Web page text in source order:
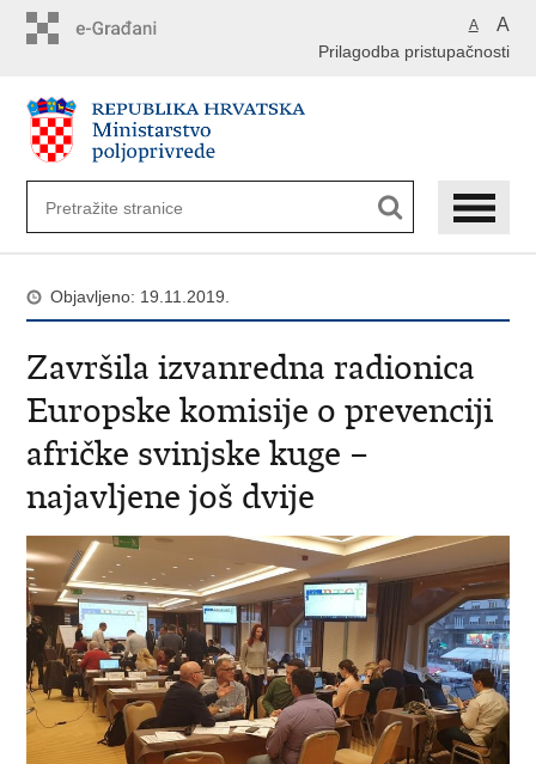
A A
Prilagodba pristupačnosti
Objavljeno: 19.11.2019.
Završila izvanredna radionica
Europske komisije o prevenciji
afričke svinjske kuge –
najavljene još dvije